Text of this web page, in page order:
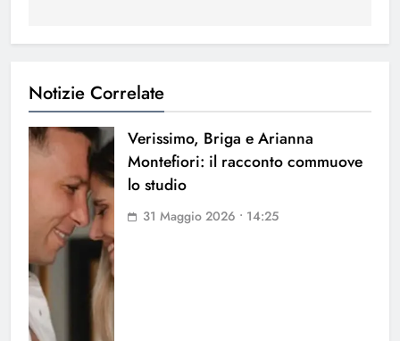
Notizie Correlate
Verissimo, Briga e Arianna
Montefiori: il racconto commuove
lo studio
31 Maggio 2026 • 14:25